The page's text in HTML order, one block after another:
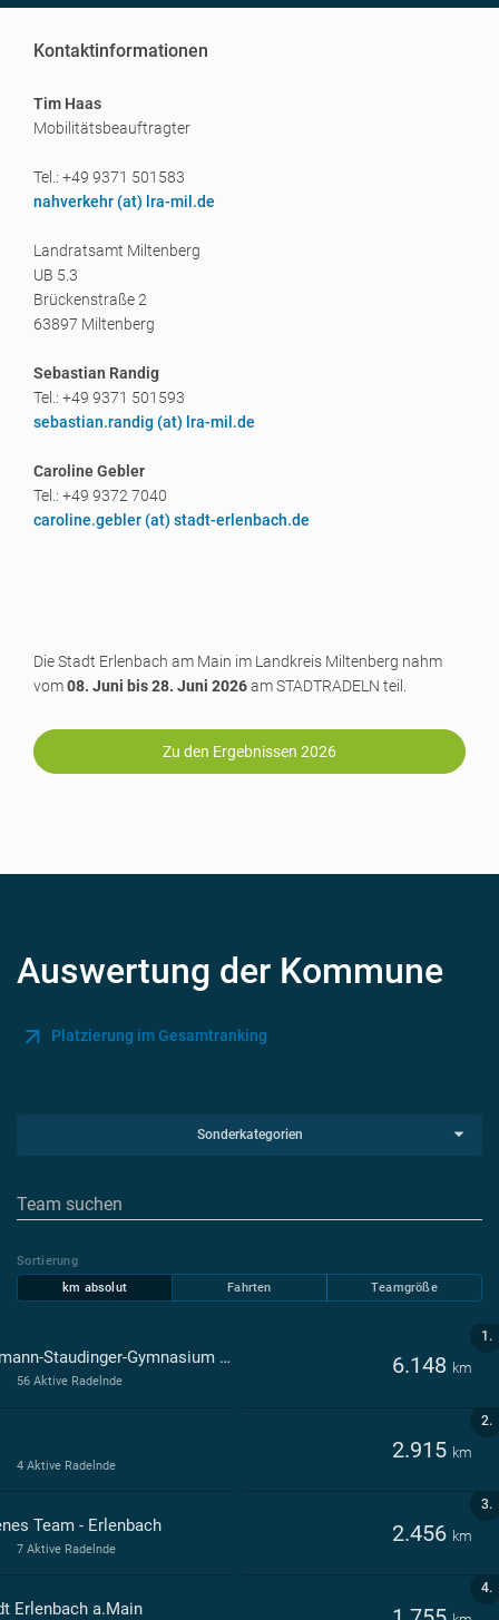
Kontaktinformationen
Tim Haas
Mobilitätsbeauftragter
Tel.: +49 9371 501583
nahverkehr (at) lra-mil.de
Landratsamt Miltenberg
UB 5.3
Brückenstraße 2
63897 Miltenberg
Sebastian Randig
Tel.: +49 9371 501593
sebastian.randig (at) lra-mil.de
Caroline Gebler
Tel.: +49 9372 7040
caroline.gebler (at) stadt-erlenbach.de
Die Stadt Erlenbach am Main im Landkreis Miltenberg nahm
vom08. Juni bis 28. Juni 2026am STADTRADELN teil.
Zu den Ergebnissen 2026
Auswertung der Kommune
Platzierung im Gesamtranking
Sonderkategorien
Sortierung
km absolut
Fahrten Teamgröße
1.
Hermann-Staudinger-Gymnasium Erlenbach a. Main 6.148 km
56 Aktive Radelnde
2.
2.915 km
4 Aktive Radelnde
3.
Team - Erlenbach 2.456 km
7 Aktive Radelnde
4.
Erlenbach a.Main